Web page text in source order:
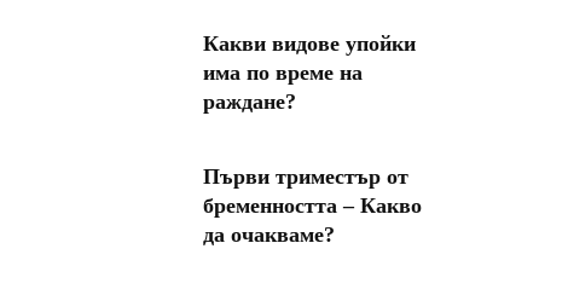
Какви видове упойки
има по време на
раждане?
Първи триместър от
бременността – Какво
да очакваме?